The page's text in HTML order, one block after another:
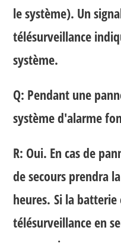
le système). Un
télésurveillance
système.
Q: Pendant une
système d'alarme
R: Oui. En cas de
de secours prendra
heures. Si la
télésurveillance en